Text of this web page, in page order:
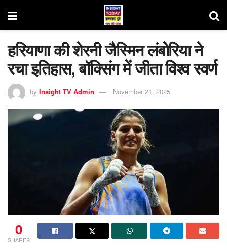
हरियाणा की शेरनी जैस्मिन लंबोरिया ने
रचा इतिहास, बॉक्सिंग में जीता विश्व स्वर्ण
by Insight TV Admin November 21, 2025
0
SHARES